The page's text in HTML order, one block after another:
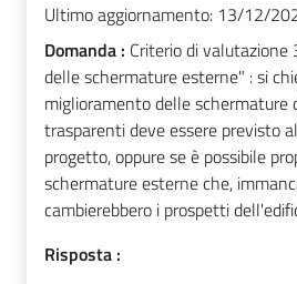
Ultimo aggiornamento: 13/12/
Domanda : Criterio di
delle schermature esterne" : si
miglioramento delle schermature
trasparenti deve essere previsto
progetto, oppure se è possibile
schermature esterne che,
cambierebbero i prospetti
Risposta :